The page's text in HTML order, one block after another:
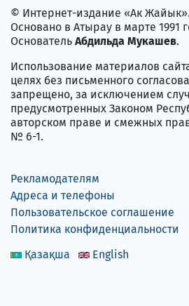
© Интернет-издание «Ак Жайык».
Основано в Атырау в марте 1991
Основатель Абдильда Мукашев.
Использование материалов
целях без письменного
запрещено, за исключением
предусмотренных Законом
авторском праве и смежных
№ 6-1.
Рекламодателям
Адреса и телефоны
Пользовательское соглашение
Политика конфиденциальности
Қазақша
English